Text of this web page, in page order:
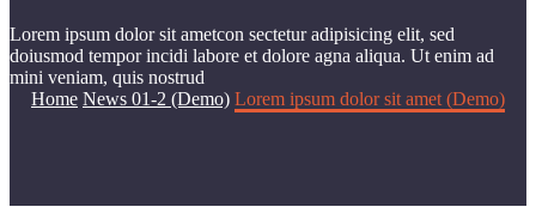
Lorem ipsum dolor sit ametcon sectetur adipisicing elit, sed
doiusmod tempor incidi labore et dolore agna aliqua. Ut enim ad
mini veniam, quis nostrud
Home News 01-2 (Demo) Lorem ipsum dolor sit amet (Demo)